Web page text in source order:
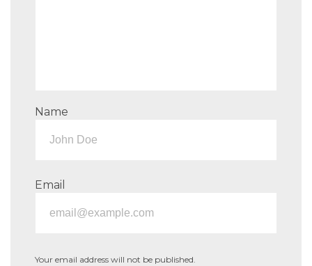
Name
Email
Your email address will not be published.